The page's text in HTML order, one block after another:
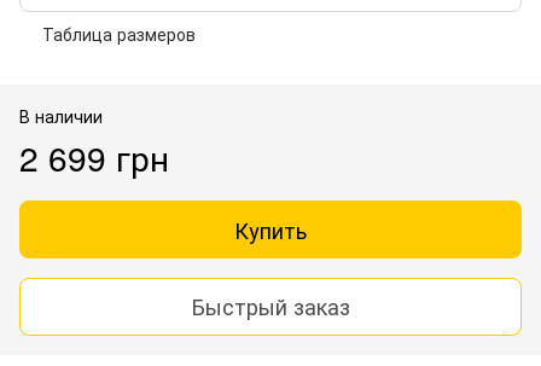
Таблица размеров
В наличии
2 699 грн
Купить
Быстрый заказ